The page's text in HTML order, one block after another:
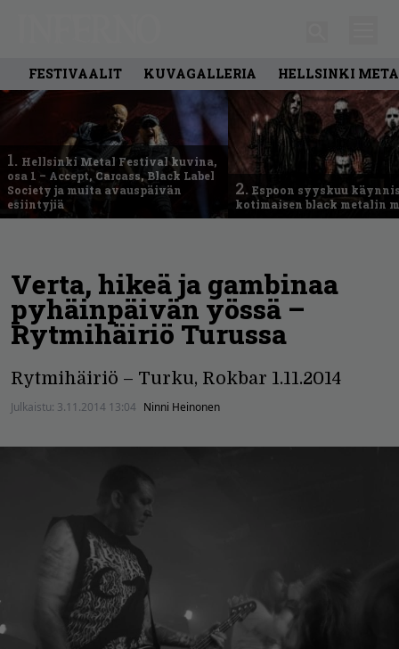
FESTIVAALIT KUVAGALLERIA HELLSINKI
1. Hellsinki Metal Festival kuvina,
osa 1 – Accept, Carcass, Black Label
Society ja muita avauspäivän
esiintyjiä
2. Espoon syyskuu
kotimaisen black metalin
Verta, hikeä ja gambinaa
pyhäinpäivän yössä –
Rytmihäiriö Turussa
Rytmihäiriö – Turku, Rokbar 1.11.2014
Julkaistu: 3.11.2014 13:04 Ninni Heinonen